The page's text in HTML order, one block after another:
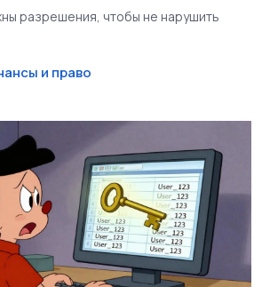
разрешения, чтобы не нарушить
и право